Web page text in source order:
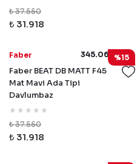
₺ 37.550
₺ 31.918
%15
Faber 345.0612.340
Faber BEAT DB MATT F45
Mat Mavi Ada Tipi
Davlumbaz
₺ 37.550
₺ 31.918